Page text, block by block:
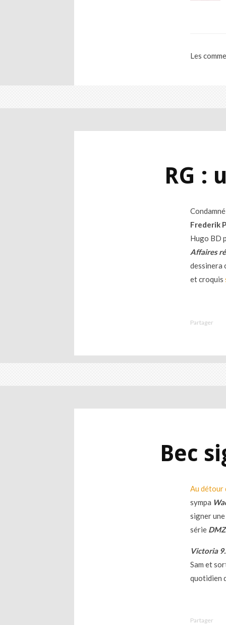
Les
RG :
Frederik
Hugo BD
Affaires
dessinera
et croquis
Partager
Bec
Au détour
sympa
signer
série DMZ
Victoria
Sam et
quotidien
Partager